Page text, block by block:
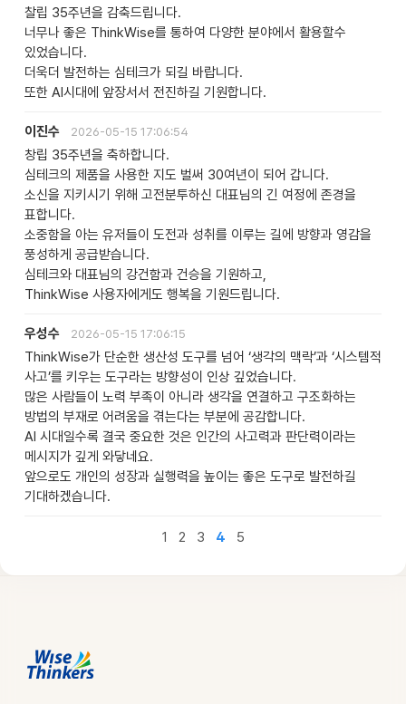
찰립 35주년을 감축드립니다.
너무나 좋은 ThinkWise를 통하여 다양한 분야에서 활용할수
있었습니다.
더욱더 발전하는 심테크가 되길 바랍니다.
또한 AI시대에 앞장서서 전진하길 기원합니다.
이진수 2026-05-15 17:06:54
창립 35주년을 축하합니다.
심테크의 제품을 사용한 지도 벌써 30여년이 되어 갑니다.
소신을 지키시기 위해 고전분투하신 대표님의 긴 여정에 존경을
표합니다.
소중함을 아는 유저들이 도전과 성취를 이루는 길에 방향과 영감을
풍성하게 공급받습니다.
심테크와 대표님의 강건함과 건승을 기원하고,
ThinkWise 사용자에게도 행복을 기원드립니다.
우성수 2026-05-15 17:06:15
ThinkWise가 단순한 생산성 도구를 넘어 ‘생각의 맥락’과 ‘시스템적
사고’를 키우는 도구라는 방향성이 인상 깊었습니다.
많은 사람들이 노력 부족이 아니라 생각을 연결하고 구조화하는
방법의 부재로 어려움을 겪는다는 부분에 공감합니다.
AI 시대일수록 결국 중요한 것은 인간의 사고력과 판단력이라는
메시지가 깊게 와닿네요.
앞으로도 개인의 성장과 실행력을 높이는 좋은 도구로 발전하길
기대하겠습니다.
1 2 3 4 5